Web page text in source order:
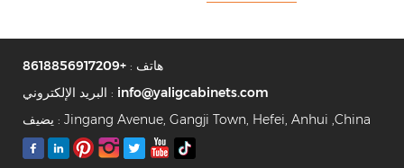
هاتف : +8618856917209
البريد الإلكتروني : info@yaligcabinets.com
يضيف : Jingang Avenue, Gangji Town, Hefei, Anhui ,China